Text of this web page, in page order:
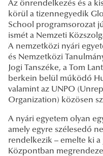
Az önrendelkezés és a
körül a tizennegyedik
School programsorozat
ismét a Nemzeti
A nemzetközi nyári
és Nemzetközi
Jogi Tanszéke, a Tom
berkein belül működő
valamint az UNPO
Organization) közösen
A nyári egyetem olyan
amely egyre szélesedő
rendelkezik – emelte ki a
Központban